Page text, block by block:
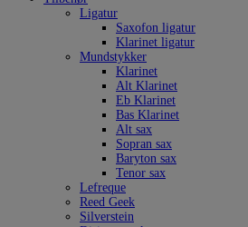
Ligatur
Saxofon ligatur
Klarinet ligatur
Mundstykker
Klarinet
Alt Klarinet
Eb Klarinet
Bas Klarinet
Alt sax
Sopran sax
Baryton sax
Tenor sax
Lefreque
Reed Geek
Silverstein